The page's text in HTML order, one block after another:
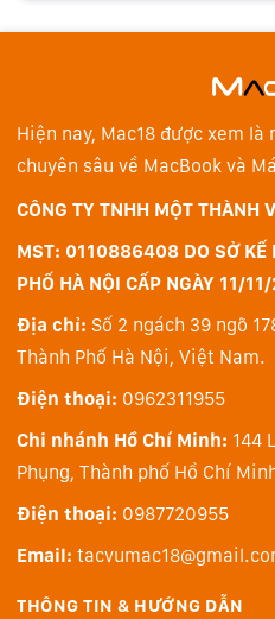
Hiện nay, Mac18 được xem
chuyên sâu về MacBook và
CÔNG TY TNHH MỘT THÀNH
MST: 0110886408 DO SỞ KẾ
PHỐ HÀ NỘI CẤP NGÀY 11/
Địa chỉ: Số 2 ngách 39 ngõ
Thành Phố Hà Nội, Việt Nam.
Điện thoại: 0962311955
Chi nhánh Hồ Chí Minh: 144
Phụng, Thành phố Hồ Chí
Điện thoại: 0987720955
Email:
THÔNG TIN & HƯỚNG DẪN